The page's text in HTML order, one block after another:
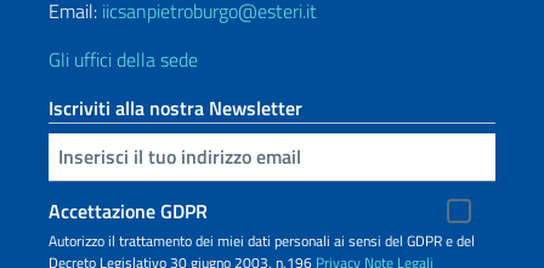
Email: iicsanpietroburgo@esteri.it
Gli uffici della sede
Iscriviti alla nostra Newsletter
Inserisci la tua email
Accettazione GDPR
Autorizzo il trattamento dei miei dati personali ai sensi del GDPR e del
Decreto Legislativo 30 giugno 2003, n.196 Privacy Note Legali